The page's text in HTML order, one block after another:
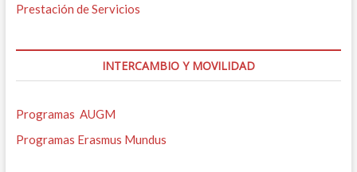
Prestación de Servicios
INTERCAMBIO Y MOVILIDAD
Programas AUGM
Programas Erasmus Mundus